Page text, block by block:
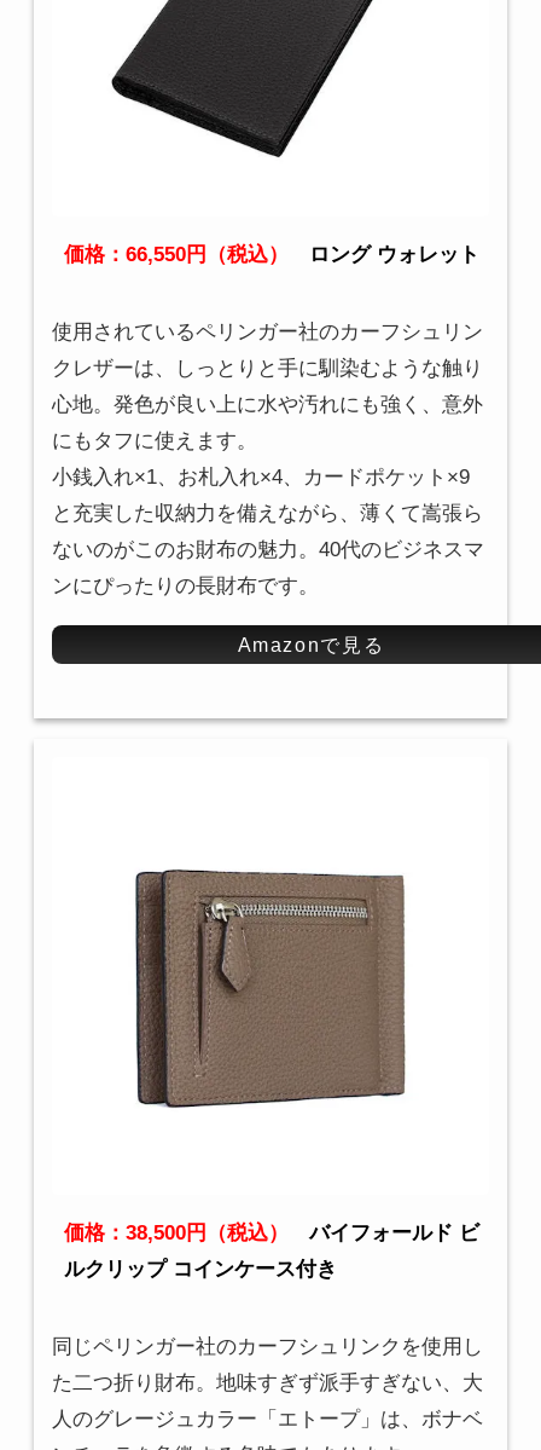
価格：66,550円（税込） ロング ウォレット
使用されているペリンガー社のカーフシュリン
クレザーは、しっとりと手に馴染むような触り
心地。発色が良い上に水や汚れにも強く、意外
にもタフに使えます。
小銭入れ×1、お札入れ×4、カードポケット×9
と充実した収納力を備えながら、薄くて嵩張ら
ないのがこのお財布の魅力。40代のビジネスマ
ンにぴったりの長財布です。
Amazonで見る
価格：38,500円（税込）
バイフォールド ビ
ルクリップ コインケース付き
同じペリンガー社のカーフシュリンクを使用し
た二つ折り財布。地味すぎず派手すぎない、大
人のグレージュカラー「エトープ」は、ボナベ